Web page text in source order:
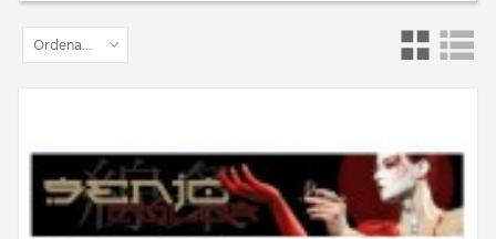
Ordenar por